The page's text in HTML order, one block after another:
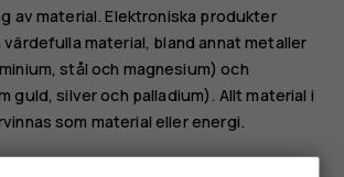
av material. Elektroniska produkter
värdefulla material, bland annat metaller
stål och magnesium) och
guld, silver och palladium). Allt material i
som material eller energi.